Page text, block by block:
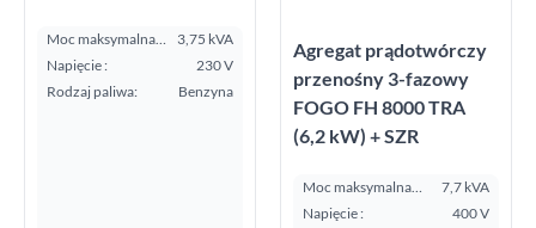
Moc maksymalna
E.S.P. kVA:
3,75 kVA
Napięcie :
230 V
Rodzaj paliwa:
Benzyna
Agregat prądotwórczy
przenośny 3-fazowy
FOGO FH 8000 TRA
(6,2 kW) + SZR
Moc maksymalna
E.S.P. kVA:
7,7 kVA
Napięcie :
400 V